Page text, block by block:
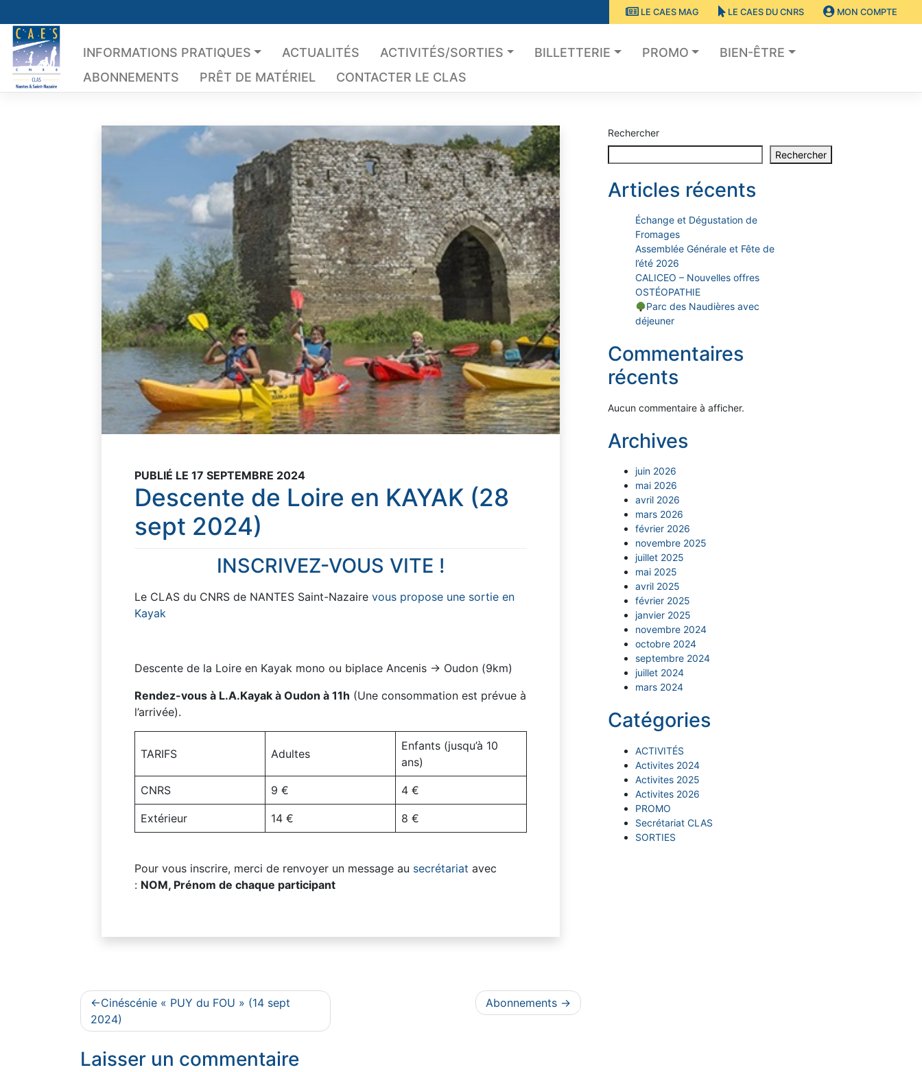
to
content
LE CAES MAG LE CAES DU CNRS MON COMPTE
INFORMATIONS PRATIQUES ACTUALITÉS ACTIVITÉS/SORTIES BILLETTERIE PROMO
BIEN-ÊTRE
ABONNEMENTS
PRÊT DE MATÉRIEL CONTACTER LE CLAS
PUBLIÉ LE 17 SEPTEMBRE 2024
Descente de Loire en KAYAK (28
sept 2024)
INSCRIVEZ-VOUS VITE !
Le CLAS du CNRS de NANTES Saint-Nazaire vous propose une sortie en
Kayak
Descente de la Loire en Kayak mono ou biplace Ancenis -> Oudon (9km)
Rendez-vous à L.A.Kayak à Oudon à 11h (Une consommation est prévue à
l’arrivée).
TARIFS Adultes
Enfants (jusqu’à 10
ans)
CNRS 9 € 4 €
Extérieur 14 € 8 €
Pour vous inscrire, merci de renvoyer un message au secrétariat avec
: NOM, Prénom de chaque participant
Navigation
de
l’article
Cinéscénie « PUY du FOU » (14 sept
2024)
Abonnements
Laisser un commentaire
Rechercher
Rechercher
Articles récents
Échange et Dégustation de
Fromages
Assemblée Générale et Fête de
l’été 2026
CALICEO – Nouvelles offres
OSTÉOPATHIE
Parc des Naudières avec
déjeuner
Commentaires
récents
Aucun commentaire à afficher.
Archives
juin 2026
mai 2026
avril 2026
mars 2026
février 2026
novembre 2025
juillet 2025
mai 2025
avril 2025
février 2025
janvier 2025
novembre 2024
octobre 2024
septembre 2024
juillet 2024
mars 2024
Catégories
ACTIVITÉS
Activites 2024
Activites 2025
Activites 2026
PROMO
Secrétariat CLAS
SORTIES